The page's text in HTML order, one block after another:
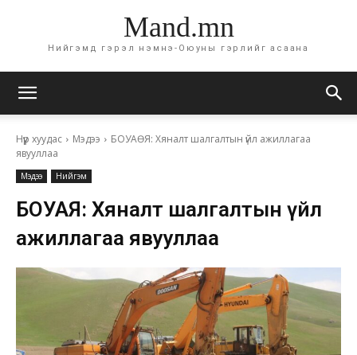
Mand.mn
Нийгэмд гэрэл нэмнэ-Оюуны гэрлийг асаана
Нүүр хуудас Мэдээ
БОУАӨЯ: Хяналт шалгалтын үйл ажиллагаа
явууллаа
Мэдээ Нийгэм
БОУАӨЯ: Хяналт шалгалтын үйл
ажиллагаа явууллаа